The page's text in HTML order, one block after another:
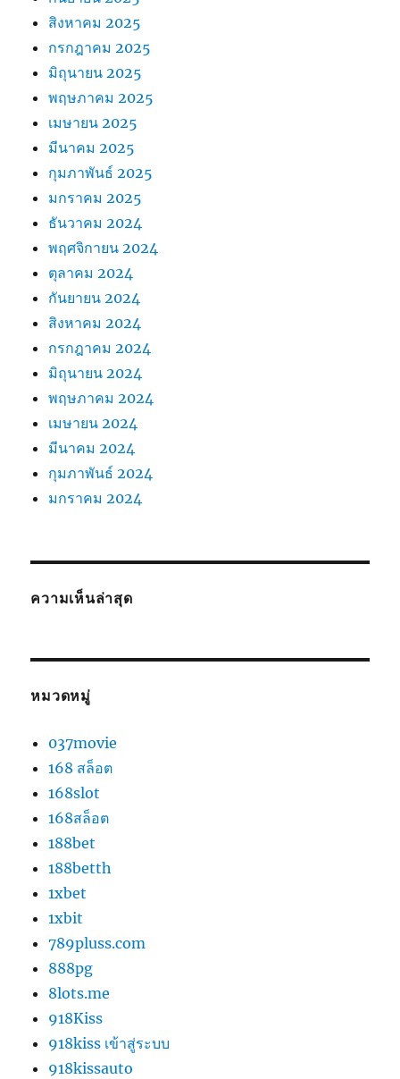
สิงหาคม 2025
กรกฎาคม 2025
มิถุนายน 2025
พฤษภาคม 2025
เมษายน 2025
มีนาคม 2025
กุมภาพันธ์ 2025
มกราคม 2025
ธันวาคม 2024
พฤศจิกายน 2024
ตุลาคม 2024
กันยายน 2024
สิงหาคม 2024
กรกฎาคม 2024
มิถุนายน 2024
พฤษภาคม 2024
เมษายน 2024
มีนาคม 2024
กุมภาพันธ์ 2024
มกราคม 2024
ความเห็นล่าสุด
หมวดหมู่
037movie
168 สล็อต
168slot
168สล็อต
188bet
188betth
1xbet
1xbit
789pluss.com
888pg
8lots.me
918Kiss
918kiss เข้าสู่ระบบ
918kissauto